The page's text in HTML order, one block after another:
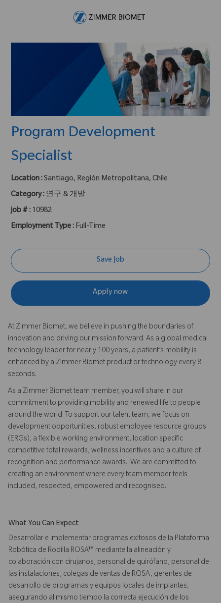
Program Development
Specialist
Location : Santiago, Región Metropolitana, Chile
Category : 연구 & 개발
job # : 10982
Employment Type : Full-Time
Save Job
Apply now
At Zimmer Biomet, we believe in pushing the boundaries of
innovation and driving our mission forward. As a global medical
technology leader for nearly 100 years, a patient’s mobility is
enhanced by a Zimmer Biomet product or technology every 8
seconds.
As a Zimmer Biomet team member, you will share in our
commitment to providing mobility and renewed life to people
around the world. To support our talent team, we focus on
development opportunities, robust employee resource groups
(ERGs), a flexible working environment, location specific
competitive total rewards, wellness incentives and a culture of
recognition and performance awards. We are committed to
creating an environment where every team member feels
included, respected, empowered and recognised.
What You Can Expect
Desarrollar e implementar programas exitosos de la Plataforma
Robótica de Rodilla ROSA™ mediante la alineación y
colaboración con cirujanos, personal de quirófano, personal de
las instalaciones, colegas de ventas de ROSA, gerentes de
desarrollo de programas y equipos locales de implantes,
asegurando al mismo tiempo la correcta ejecución de los